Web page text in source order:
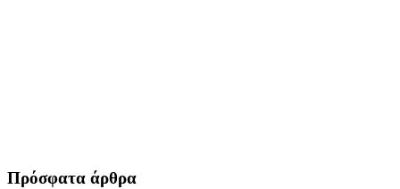
Πρόσφατα άρθρα